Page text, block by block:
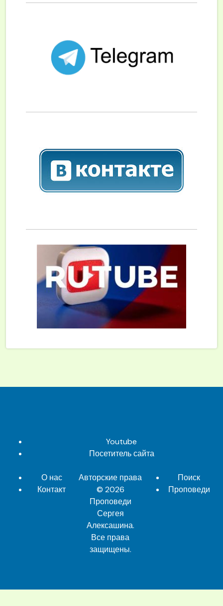
Youtube
Посетитель сайта
О нас
Контакт
Авторские права
© 2026
Проповеди
Сергея
Алексашина.
Все права
защищены.
Поиск
Проповеди